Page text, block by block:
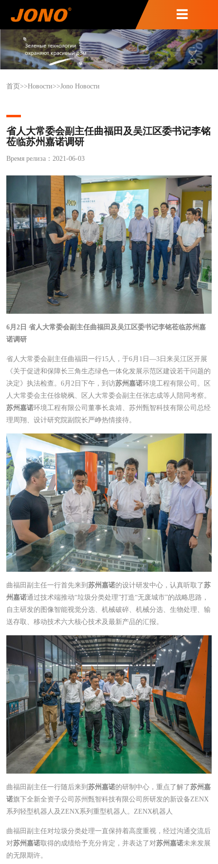
首页>>Новости>>Jono Новости
省人大常委会副主任曲福田及吴江区委书记李铭
莅临苏州嘉诺调研
Время релиза：2021-06-03
6月2日 省人大常委会副主任曲福田及吴江区委书记李铭莅临苏州嘉
诺调研
省人大常委会副主任曲福田一行15人，于6月1日—3日来吴江区开展
《关于促进和保障长三角生态绿色一体化发展示范区建设若干问题的
决定》执法检查。6月2日下午，到访苏州嘉诺环境工程有限公司。区
人大常委会主任徐晓枫、区人大常委会副主任张志成等人陪同考察。
苏州嘉诺环境工程有限公司董事长袁靖、苏州甄智科技有限公司总经
理周翔、设计研究院副院长严峥热情接待。
曲福田副主任一行首先来到苏州嘉诺的设计研发中心，认真听取了苏
州嘉诺通过技术端推动“垃圾分类处理”打造“无废城市”的战略思路，
自主研发的图像智能视觉分选、机械破碎、机械分选、生物处理、输
送存取、移动技术六大核心技术及最新产品的汇报。
曲福田副主任一行随后来到苏州嘉诺的研制中心，重点了解了苏州嘉
诺旗下全新全资子公司苏州甄智科技有限公司所研发的新设备ZENX
系列轻型机器人及ZENX系列重型机器人。ZENX机器人
曲福田副主任对垃圾分类处理一直保持着高度重视，经过沟通交流后
对苏州嘉诺取得的成绩给予充分肯定，并表达了对苏州嘉诺未来发展
的无限期许。